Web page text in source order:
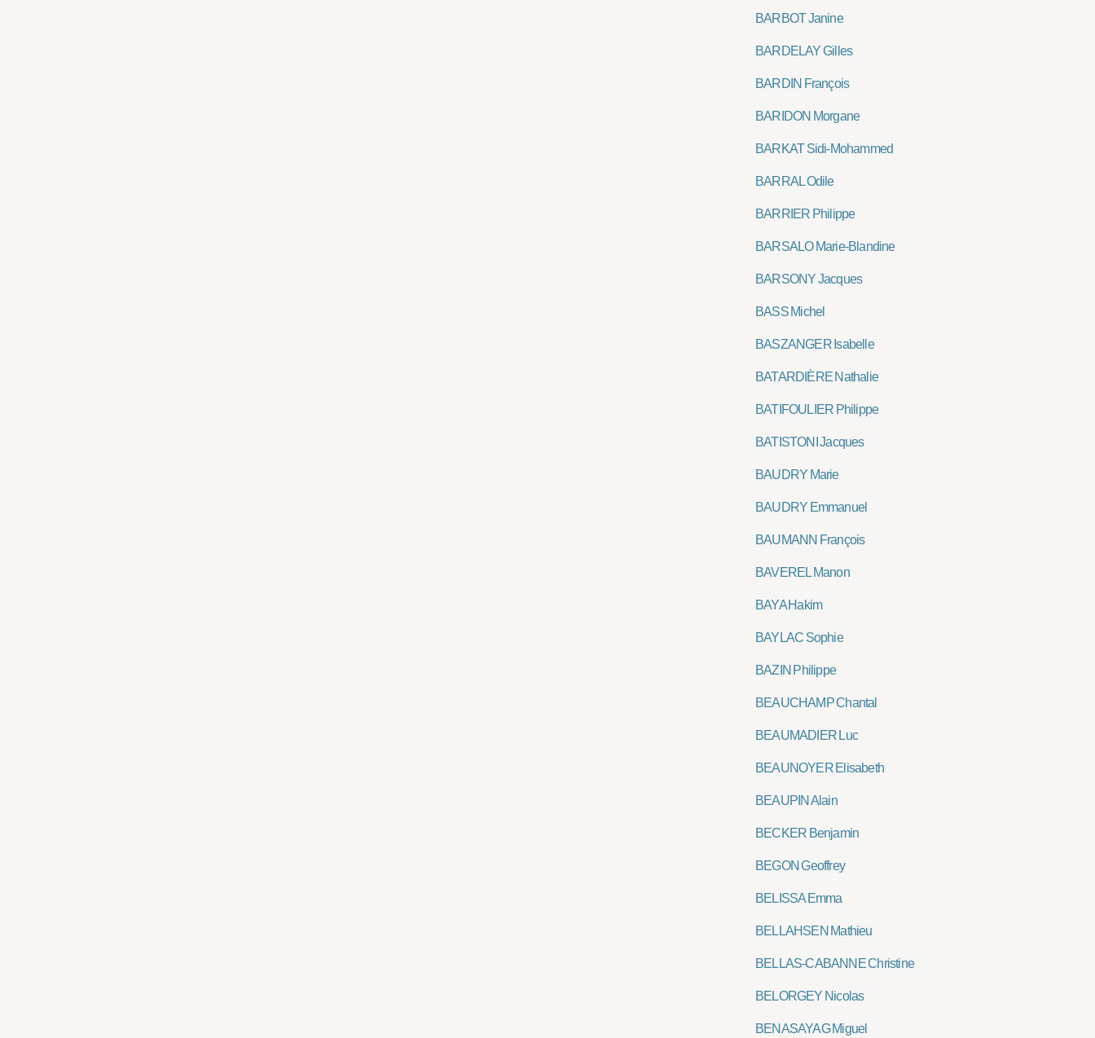
BARBOT Janine
BARDELAY Gilles
BARDIN François
BARIDON Morgane
BARKAT Sidi-Mohammed
BARRAL Odile
BARRIER Philippe
BARSALO Marie-Blandine
BARSONY Jacques
BASS Michel
BASZANGER Isabelle
BATARDIÈRE Nathalie
BATIFOULIER Philippe
BATISTONI Jacques
BAUDRY Marie
BAUDRY Emmanuel
BAUMANN François
BAVEREL Manon
BAYA Hakim
BAYLAC Sophie
BAZIN Philippe
BEAUCHAMP Chantal
BEAUMADIER Luc
BEAUNOYER Elisabeth
BEAUPIN Alain
BECKER Benjamin
BEGON Geoffrey
BELISSA Emma
BELLAHSEN Mathieu
BELLAS-CABANNE Christine
BELORGEY Nicolas
BENASAYAG Miguel